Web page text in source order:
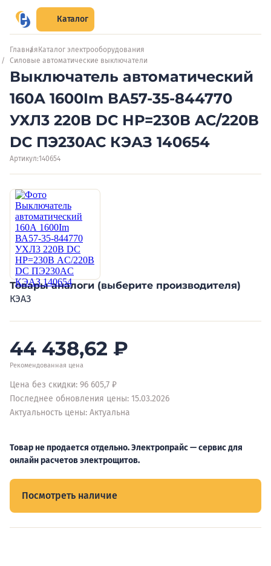
Каталог
Главная Каталог электрооборудования
Силовые автоматические выключатели
Выключатель автоматический
160А 1600Im ВА57-35-844770
УХЛ3 220В DC НР=230В AC/220В
DC ПЭ230AC КЭАЗ 140654
Артикул:140654
Товары аналоги (выберите производителя)
КЭАЗ
44 438,62 ₽
Рекомендованная цена
Цена без скидки: 96 605,7 ₽
Последнее обновления цены: 15.03.2026
Актуальность цены: Актуальна
Товар не продается отдельно. Электропрайс — сервис для
онлайн расчетов электрощитов.
Посмотреть наличие